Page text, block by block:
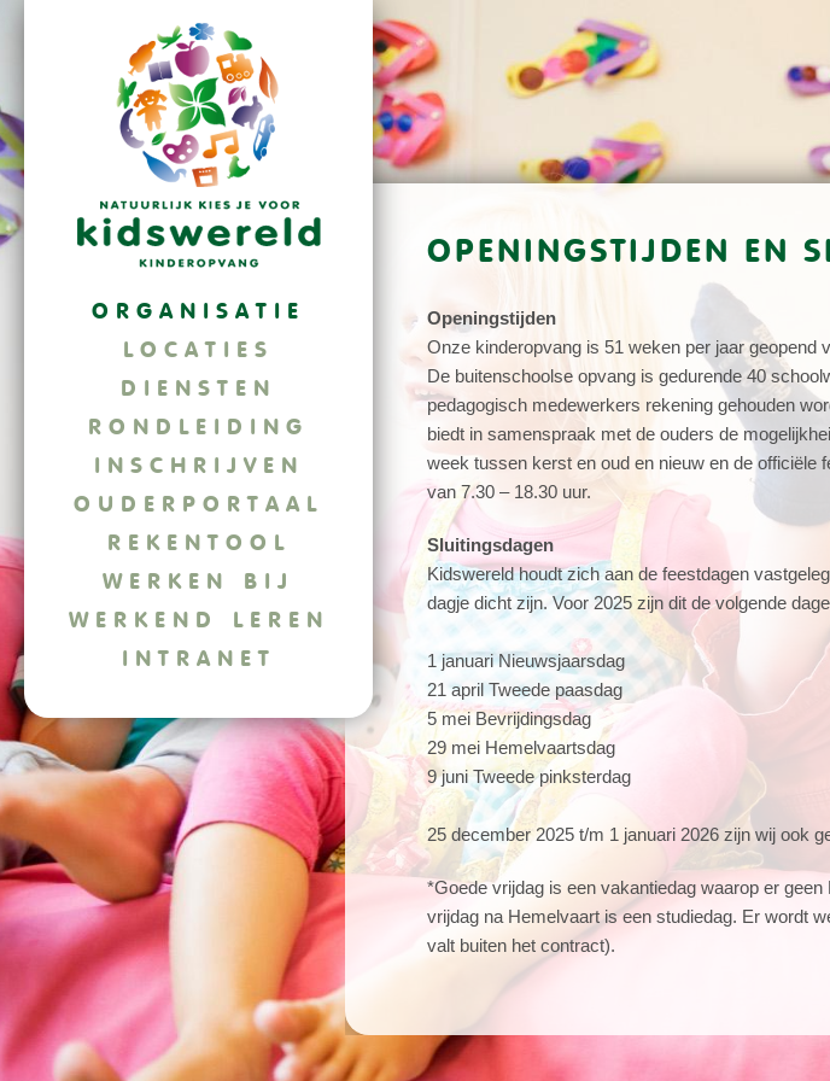
ORGANISATIE
LOCATIES
DIENSTEN
RONDLEIDING
INSCHRIJVEN
OUDERPORTAAL
REKENTOOL
WERKEN BIJ
WERKEND LEREN
INTRANET
OPENINGSTIJDEN EN
Openingstijden
Onze kinderopvang is 51 weken per jaar geopend
De buitenschoolse opvang is gedurende 40
pedagogisch medewerkers rekening gehouden
biedt in samenspraak met de ouders de
week tussen kerst en oud en nieuw en de officiële
van 7.30 – 18.30 uur.
Sluitingsdagen
Kidswereld houdt zich aan de feestdagen
dagje dicht zijn. Voor 2025 zijn dit de volgende
1 januari Nieuwsjaarsdag
21 april Tweede paasdag
5 mei Bevrijdingsdag
29 mei Hemelvaartsdag
9 juni Tweede pinksterdag
25 december 2025 t/m 1 januari 2026 zijn wij ook
*Goede vrijdag is een vakantiedag waarop er
vrijdag na Hemelvaart is een studiedag. Er wordt
valt buiten het contract).